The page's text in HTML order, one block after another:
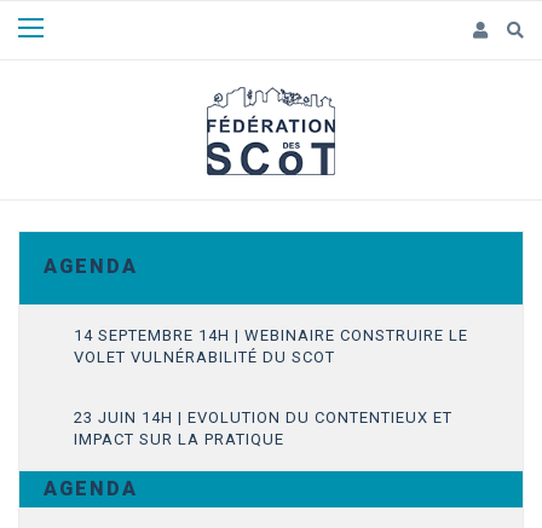
A G E N D A
14 SEPTEMBRE 14H | WEBINAIRE CONSTRUIRE LE
VOLET VULNÉRABILITÉ DU SCOT
23 JUIN 14H | EVOLUTION DU CONTENTIEUX ET
IMPACT SUR LA PRATIQUE
A G E N D A